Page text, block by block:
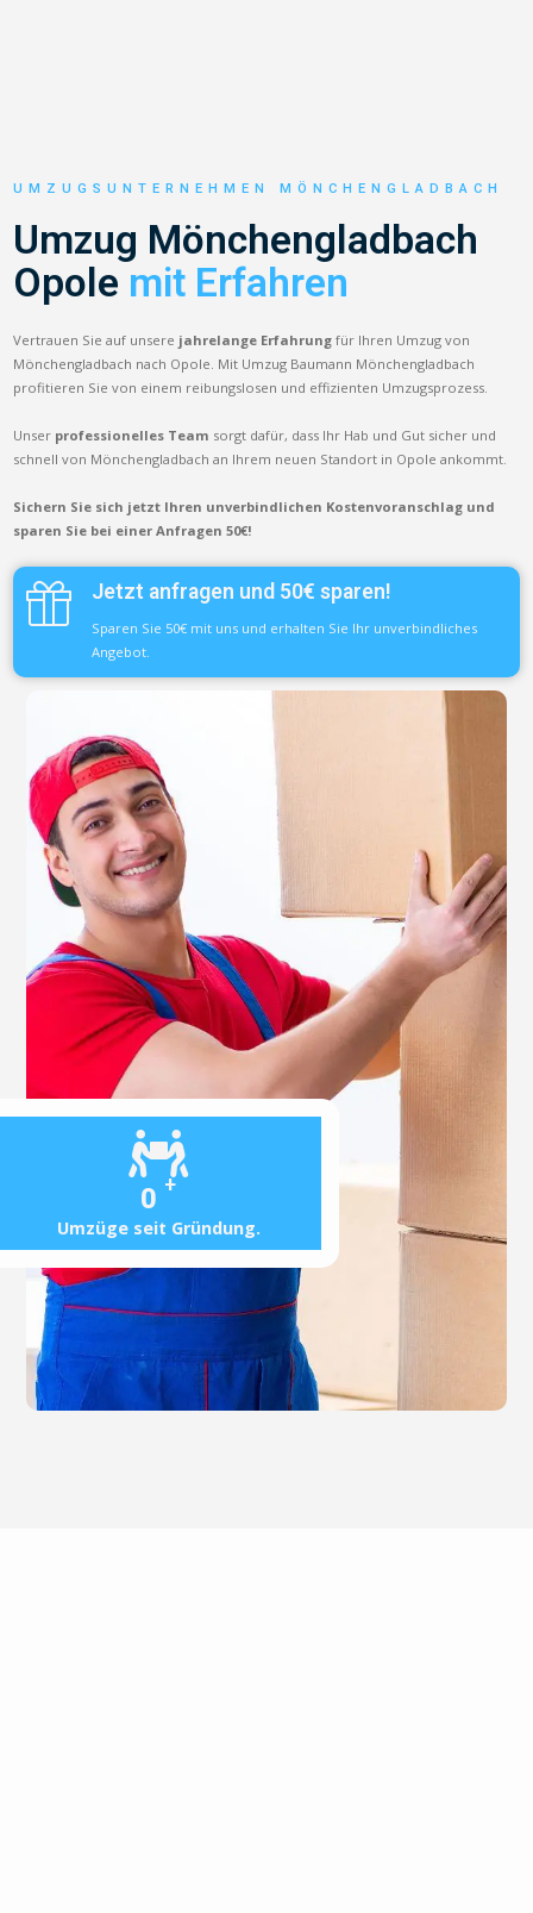
0 +
Umzüge seit Gründung.
UMZUGSUNTERNEHMEN MÖNCHENGLADBACH
Umzug Mönchengladbach
Opole mit Erfahren
Vertrauen Sie auf unsere jahrelange Erfahrung für Ihren Umzug von
Mönchengladbach nach Opole. Mit Umzug Baumann Mönchengladbach
profitieren Sie von einem reibungslosen und effizienten Umzugsprozess.
Unser professionelles Team sorgt dafür, dass Ihr Hab und Gut sicher und
schnell von Mönchengladbach an Ihrem neuen Standort in Opole ankommt.
Sichern Sie sich jetzt Ihren unverbindlichen Kostenvoranschlag und
sparen Sie bei einer Anfragen 50€!
Jetzt anfragen und 50€ sparen!
Sparen Sie 50€ mit uns und erhalten Sie Ihr unverbindliches
Angebot.